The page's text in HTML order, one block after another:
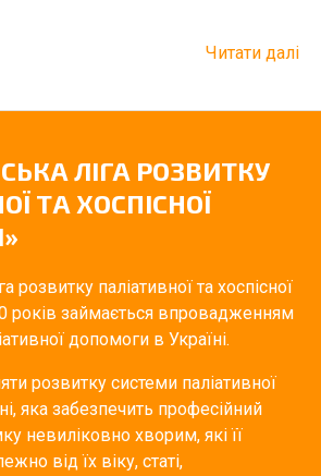
Читати далі
ЛІГА РОЗВИТКУ
ТА ХОСПІСНОЇ
розвитку паліативної та хоспісної
років займається впровадженням
допомоги в Україні.
розвитку системи паліативної
яка забезпечить професійний
невиліковно хворим, які її
від їх віку, статі,